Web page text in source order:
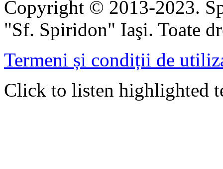
Copyright © 2013-2023.
"Sf. Spiridon" Iaşi. Toate
Termeni și condiții de
Click to listen highlighted